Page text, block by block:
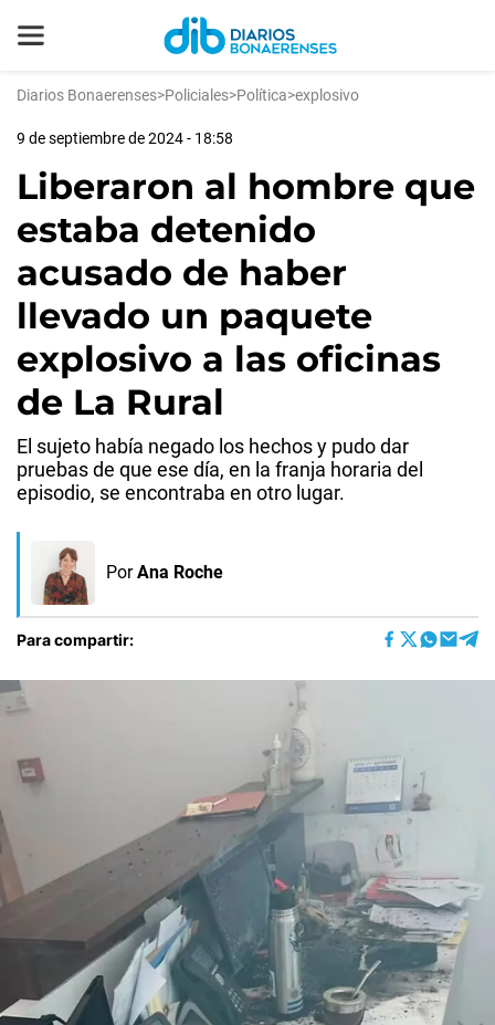
Diarios Bonaerenses>Policiales>Política>explosivo
9 de septiembre de 2024 - 18:58
Liberaron al hombre que
estaba detenido
acusado de haber
llevado un paquete
explosivo a las oficinas
de La Rural
El sujeto había negado los hechos y pudo dar
pruebas de que ese día, en la franja horaria del
episodio, se encontraba en otro lugar.
Por Ana Roche
Para compartir: